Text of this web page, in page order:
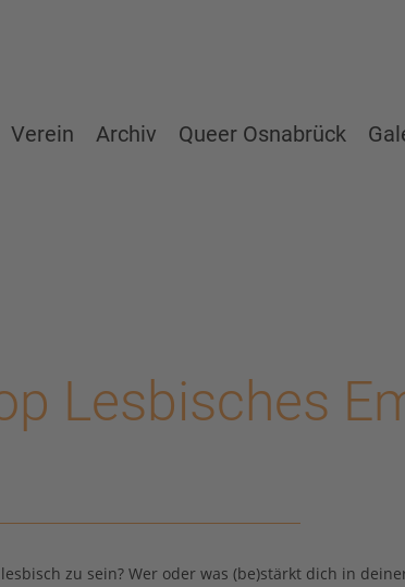
Verein Archiv Queer Osnabrück
Lesbisches
zu sein? Wer oder was (be)stärkt dich in